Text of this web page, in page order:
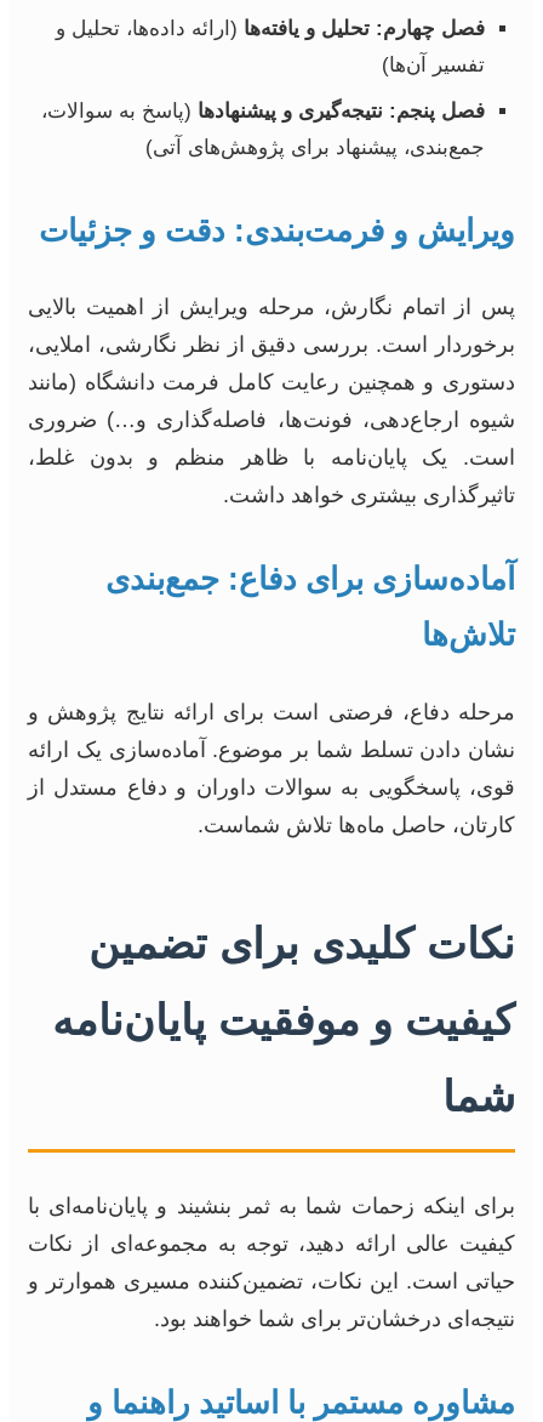
فصل چهارم: تحلیل و یافته‌ها (ارائه داده‌ها، تحلیل و
تفسیر آن‌ها)
فصل پنجم: نتیجه‌گیری و پیشنهادها (پاسخ به سوالات،
جمع‌بندی، پیشنهاد برای پژوهش‌های آتی)
ویرایش و فرمت‌بندی: دقت و جزئیات
پس از اتمام نگارش، مرحله ویرایش از اهمیت بالایی
برخوردار است. بررسی دقیق از نظر نگارشی، املایی،
دستوری و همچنین رعایت کامل فرمت دانشگاه (مانند
شیوه ارجاع‌دهی، فونت‌ها، فاصله‌گذاری و…) ضروری
است. یک پایان‌نامه با ظاهر منظم و بدون غلط،
تاثیرگذاری بیشتری خواهد داشت.
آماده‌سازی برای دفاع: جمع‌بندی
تلاش‌ها
مرحله دفاع، فرصتی است برای ارائه نتایج پژوهش و
نشان دادن تسلط شما بر موضوع. آماده‌سازی یک ارائه
قوی، پاسخگویی به سوالات داوران و دفاع مستدل از
کارتان، حاصل ماه‌ها تلاش شماست.
نکات کلیدی برای تضمین
کیفیت و موفقیت پایان‌نامه
شما
برای اینکه زحمات شما به ثمر بنشیند و پایان‌نامه‌ای با
کیفیت عالی ارائه دهید، توجه به مجموعه‌ای از نکات
حیاتی است. این نکات، تضمین‌کننده مسیری هموارتر و
نتیجه‌ای درخشان‌تر برای شما خواهند بود.
مشاوره مستمر با اساتید راهنما و